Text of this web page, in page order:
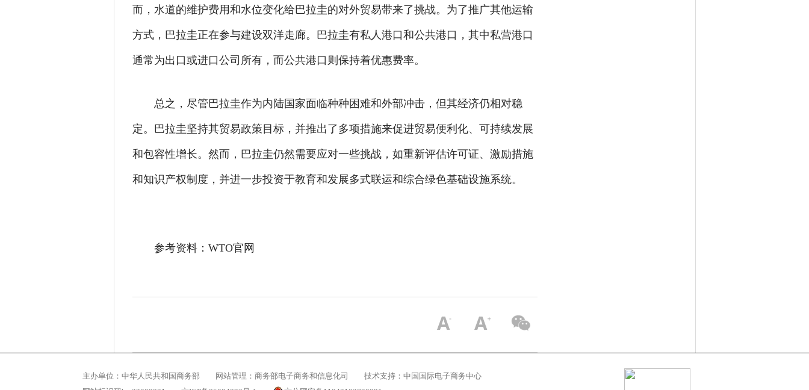
而，水道的维护费用和水位变化给巴拉圭的对外贸易带来了挑战。为了推广其他运输
方式，巴拉圭正在参与建设双洋走廊。巴拉圭有私人港口和公共港口，其中私营港口
通常为出口或进口公司所有，而公共港口则保持着优惠费率。
总之，尽管巴拉圭作为内陆国家面临种种困难和外部冲击，但其经济仍相对稳
定。巴拉圭坚持其贸易政策目标，并推出了多项措施来促进贸易便利化、可持续发展
和包容性增长。然而，巴拉圭仍然需要应对一些挑战，如重新评估许可证、激励措施
和知识产权制度，并进一步投资于教育和发展多式联运和综合绿色基础设施系统。
参考资料：WTO官网
主办单位： 中华人民共和国商务部 网站管理： 商务部电子商务和信息化司 技术支持： 中国国际电子商务中心